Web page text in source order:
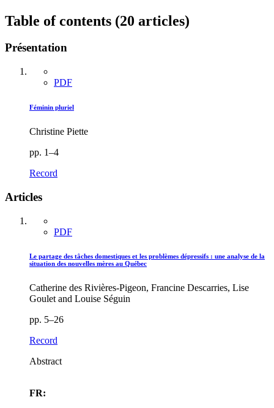
Table of contents (20 articles)
Présentation
PDF
Féminin pluriel
Christine Piette
pp. 1–4
Record
Articles
PDF
Le partage des tâches domestiques et les problèmes dépressifs : une analyse de la
situation des nouvelles mères au Québec
Catherine des Rivières-Pigeon, Francine Descarries, Lise
Goulet and Louise Séguin
pp. 5–26
Record
Abstract
FR: